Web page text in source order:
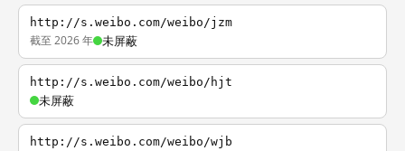
http://s.weibo.com/weibo/jzm
截至 2026 年 未屏蔽
http://s.weibo.com/weibo/hjt
未屏蔽
http://s.weibo.com/weibo/wjb